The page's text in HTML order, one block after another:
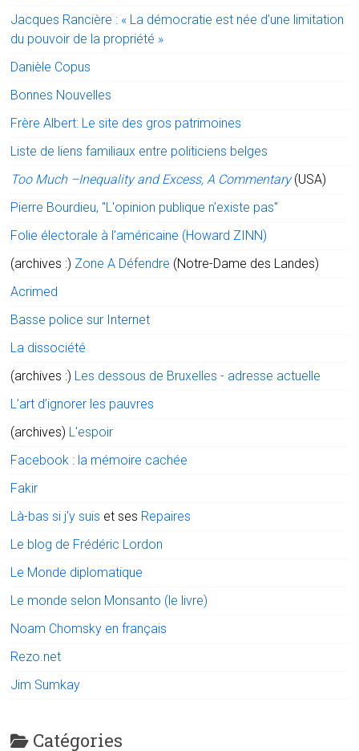
Jacques Rancière : « La démocratie est née d’une limitation
du pouvoir de la propriété »
Danièle Copus
Bonnes Nouvelles
Frère Albert: Le site des gros patrimoines
Liste de liens familiaux entre politiciens belges
Too Much –Inequality and Excess, A Commentary (USA)
Pierre Bourdieu, "L'opinion publique n'existe pas"
Folie électorale à l’américaine (Howard ZINN)
(archives :) Zone A Défendre (Notre-Dame des Landes)
Acrimed
Basse police sur Internet
La dissociété
(archives :) Les dessous de Bruxelles - adresse actuelle
L’art d’ignorer les pauvres
(archives) L'espoir
Facebook : la mémoire cachée
Fakir
Là-bas si j'y suis et ses Repaires
Le blog de Frédéric Lordon
Le Monde diplomatique
Le monde selon Monsanto (le livre)
Noam Chomsky en français
Rezo.net
Jim Sumkay
Catégories